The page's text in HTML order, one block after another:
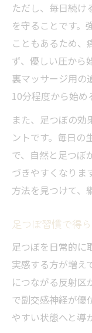
足裏マ
足裏マ
足つぼ
足裏マ
自分のペー
足つぼ
足つぼ
足つぼ
足つぼ
足つぼ
足つぼ
足つぼ
足つぼ
足つぼ
ただし、毎日続け
を守ることです。
こともあるため、
ず、優しい圧から
裏マッサージ用の
10分程度から始め
また、足つぼの効
ントです。毎日の
で、自然と足つぼ
づきやすくなりま
方法を見つけて、
足つぼ習慣で得
足つぼを日常的に
実感する方が増え
につながる反射区
で副交感神経が優
やすい状態へと導